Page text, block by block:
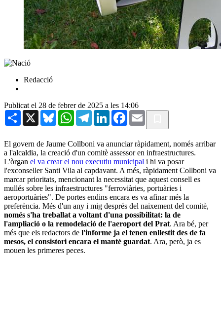
Redacció
Publicat el 28 de febrer de 2025 a les 14:06
Share X BlueskyWhatsAppTelegramLinkedInFacebook
Email
El govern de Jaume Collboni va anunciar ràpidament, només arribar
a l'alcaldia, la creació d'un comitè assessor en infraestructures.
L'òrgan el va crear el nou executiu municipal i hi va posar
l'exconseller Santi Vila al capdavant. A més, ràpidament Collboni va
marcar prioritats, mencionant la necessitat que aquest consell es
mullés sobre les infraestructures "ferroviàries, portuàries i
aeroportuàries". De portes endins encara es va afinar més la
preferència. Més d'un any i mig després del naixement del comitè,
només s'ha treballat a voltant d'una possibilitat: la de
l'ampliació o la remodelació de l'aeroport del Prat. Ara bé, per
més que els redactors de l'informe ja el tenen enllestit des de fa
mesos, el consistori encara el manté guardat. Ara, però, ja es
mouen les primeres peces.